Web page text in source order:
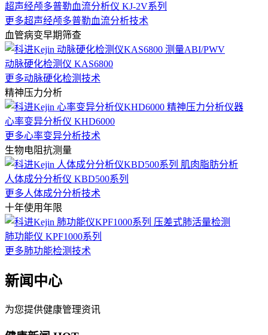
超声经颅多普勒血流分析仪 KJ-2V系列
更多超声经颅多普勒血流分析技术
血管病变早期筛查
动脉硬化检测仪 KAS6800
更多动脉硬化检测技术
精神压力分析
心率变异分析仪 KHD6000
更多心率变异分析技术
生物电阻抗测量
人体成分分析仪 KBD500系列
更多人体成分分析技术
十年使用年限
肺功能仪 KPF1000系列
更多肺功能检测技术
新闻中心
为您提供健康管理资讯